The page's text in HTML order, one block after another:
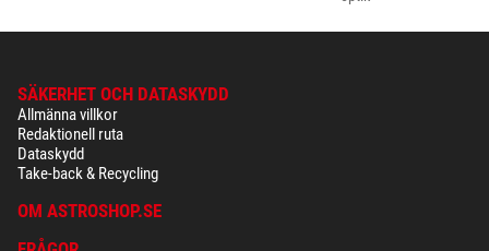
SÄKERHET OCH DATASKYDD
Allmänna villkor
Redaktionell ruta
Dataskydd
Take-back & Recycling
OM ASTROSHOP.SE